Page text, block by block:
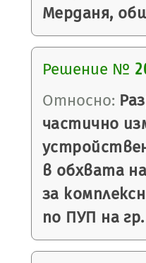
Мерданя,
Решение №
Относно:
частично
в обхвата
за
по ПУП на